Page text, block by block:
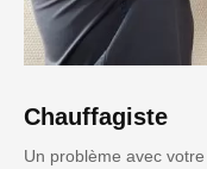
Chauffagiste
Un problème avec